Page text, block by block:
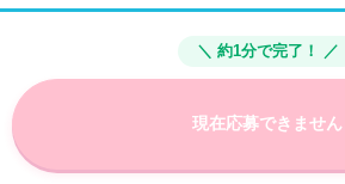
＼ 約1分で完了！ ／
現在応募できません